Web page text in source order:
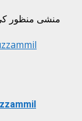
منشی منظور